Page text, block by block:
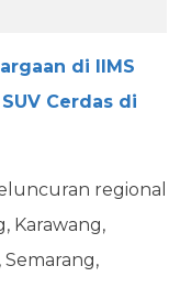
di IIMS
Cerdas di
regional
Karawang,
Semarang,